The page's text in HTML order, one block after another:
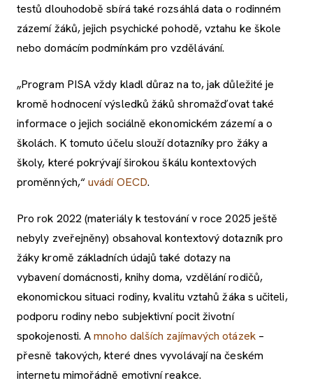
testů dlouhodobě sbírá také rozsáhlá data o rodinném
zázemí žáků, jejich psychické pohodě, vztahu ke škole
nebo domácím podmínkám pro vzdělávání.
„Program PISA vždy kladl důraz na to, jak důležité je
kromě hodnocení výsledků žáků shromažďovat také
informace o jejich sociálně ekonomickém zázemí a o
školách. K tomuto účelu slouží dotazníky pro žáky a
školy, které pokrývají širokou škálu kontextových
proměnných,“uvádí OECD.
Pro rok 2022 (materiály k testování v roce 2025 ještě
nebyly zveřejněny) obsahoval kontextový dotazník pro
žáky kromě základních údajů také dotazy na
vybavení domácnosti, knihy doma, vzdělání rodičů,
ekonomickou situaci rodiny, kvalitu vztahů žáka s učiteli,
podporu rodiny nebo subjektivní pocit životní
spokojenosti. Amnoho dalších zajímavých otázek–
přesně takových, které dnes vyvolávají na českém
internetu mimořádně emotivní reakce.